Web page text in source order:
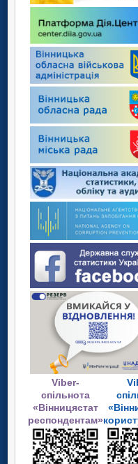
Viber-
спільнота
«Вінницястат
респондентам»